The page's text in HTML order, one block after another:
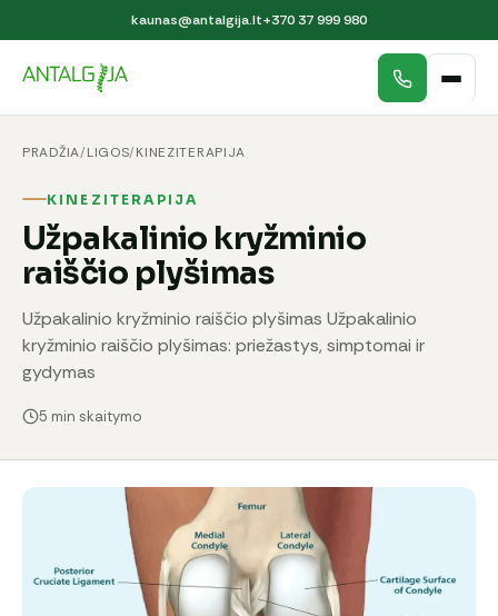
kaunas@antalgija.lt+370 37 999 980
PRADŽIA/LIGOS/KINEZITERAPIJA
KINEZITERAPIJA
Užpakalinio kryžminio
raiščio plyšimas
Užpakalinio kryžminio raiščio plyšimas Užpakalinio
kryžminio raiščio plyšimas: priežastys, simptomai ir
gydymas
5 min skaitymo